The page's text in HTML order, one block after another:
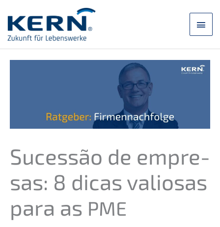
para
conteúdo
Suces­são de empre­
sas: 8 dicas valio­sas
para as PME